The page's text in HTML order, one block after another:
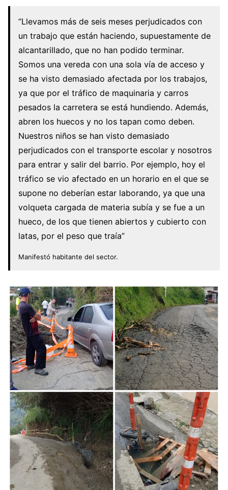
“Llevamos más de seis meses perjudicados con
un trabajo que están haciendo, supuestamente de
alcantarillado, que no han podido terminar.
Somos una vereda con una sola vía de acceso y
se ha visto demasiado afectada por los trabajos,
ya que por el tráfico de maquinaria y carros
pesados la carretera se está hundiendo. Además,
abren los huecos y no los tapan como deben.
Nuestros niños se han visto demasiado
perjudicados con el transporte escolar y nosotros
para entrar y salir del barrio. Por ejemplo, hoy el
tráfico se vio afectado en un horario en el que se
supone no deberían estar laborando, ya que una
volqueta cargada de materia subía y se fue a un
hueco, de los que tienen abiertos y cubierto con
latas, por el peso que traía”
Manifestó habitante del sector.